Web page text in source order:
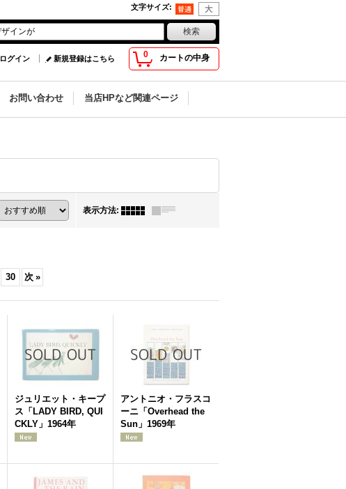
文字サイズ:
0 カートの中身
ログイン 新規登録はこちら
お問い合わせ 当店HPなど関連ページ
表示方法:
30 次 »
ジュリエット・キープ
ス「LADY BIRD, QUI
CKLY」1964年
アントニオ・フラスコ
ーニ「Overhead the
Sun」1969年